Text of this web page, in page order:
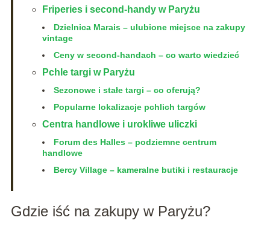
Friperies i second-handy w Paryżu
Dzielnica Marais – ulubione miejsce na zakupy
vintage
Ceny w second-handach – co warto wiedzieć
Pchle targi w Paryżu
Sezonowe i stałe targi – co oferują?
Popularne lokalizacje pchlich targów
Centra handlowe i urokliwe uliczki
Forum des Halles – podziemne centrum
handlowe
Bercy Village – kameralne butiki i restauracje
Gdzie iść na zakupy w Paryżu?